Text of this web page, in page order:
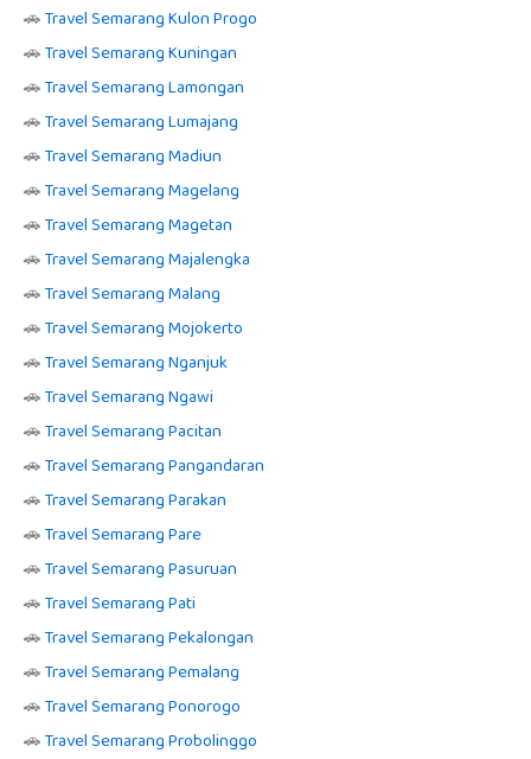
🚗Travel Semarang Kulon Progo
🚗Travel Semarang Kuningan
🚗Travel Semarang Lamongan
🚗Travel Semarang Lumajang
🚗Travel Semarang Madiun
🚗Travel Semarang Magelang
🚗Travel Semarang Magetan
🚗Travel Semarang Majalengka
🚗Travel Semarang Malang
🚗Travel Semarang Mojokerto
🚗Travel Semarang Nganjuk
🚗Travel Semarang Ngawi
🚗Travel Semarang Pacitan
🚗Travel Semarang Pangandaran
🚗Travel Semarang Parakan
🚗Travel Semarang Pare
🚗Travel Semarang Pasuruan
🚗Travel Semarang Pati
🚗Travel Semarang Pekalongan
🚗Travel Semarang Pemalang
🚗Travel Semarang Ponorogo
🚗Travel Semarang Probolinggo